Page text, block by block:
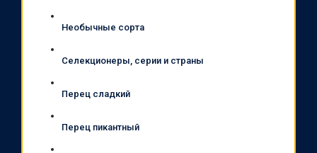
Необычные сорта
Селекционеры, серии и страны
Перец сладкий
Перец пикантный